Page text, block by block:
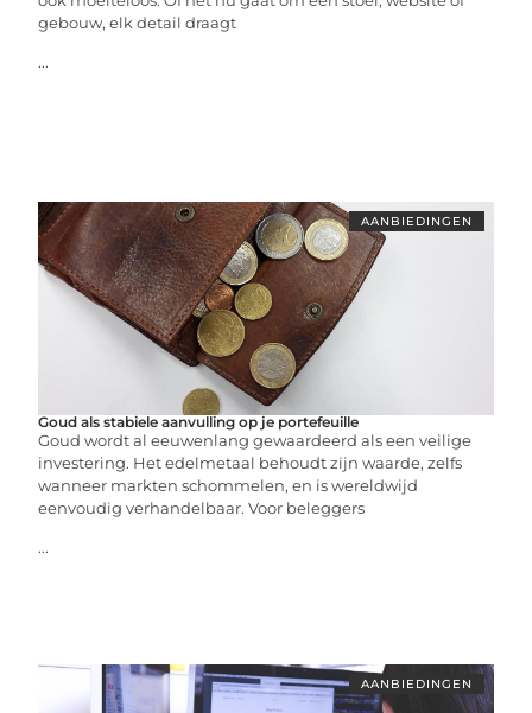
gebouw, elk detail draagt
...
AANBIEDINGEN
Goud als stabiele aanvulling op je portefeuille
Goud wordt al eeuwenlang gewaardeerd als een veilige
investering. Het edelmetaal behoudt zijn waarde, zelfs
wanneer markten schommelen, en is wereldwijd
eenvoudig verhandelbaar. Voor beleggers
...
AANBIEDINGEN